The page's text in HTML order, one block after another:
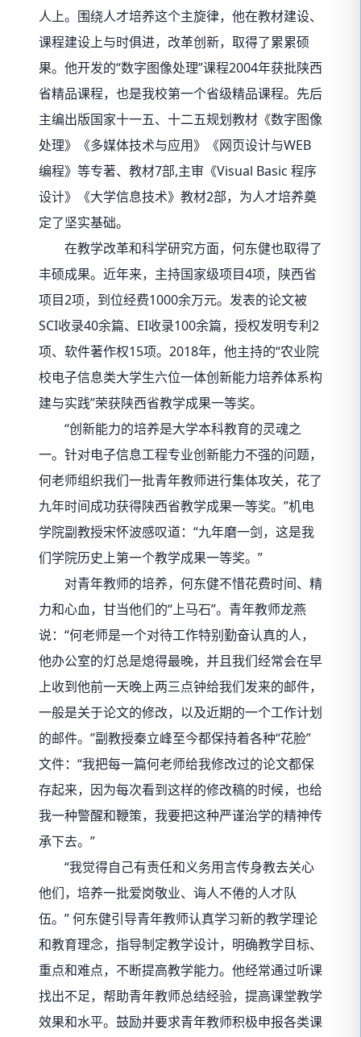
人上。围绕人才培养这个主旋律，他在教材建设、
课程建设上与时俱进，改革创新，取得了累累硕
果。他开发的“数字图像处理”课程2004年获批陕西
省精品课程，也是我校第一个省级精品课程。先后
主编出版国家十一五、十二五规划教材《数字图像
处理》《多媒体技术与应用》《网页设计与WEB
编程》等专著、教材7部,主审《Visual Basic 程序
设计》《大学信息技术》教材2部，为人才培养奠
定了坚实基础。
在教学改革和科学研究方面，何东健也取得了
丰硕成果。近年来，主持国家级项目4项，陕西省
项目2项，到位经费1000余万元。发表的论文被
SCI收录40余篇、EI收录100余篇，授权发明专利2
项、软件著作权15项。2018年，他主持的“农业院
校电子信息类大学生六位一体创新能力培养体系构
建与实践”荣获陕西省教学成果一等奖。
“创新能力的培养是大学本科教育的灵魂之
一。针对电子信息工程专业创新能力不强的问题，
何老师组织我们一批青年教师进行集体攻关，花了
九年时间成功获得陕西省教学成果一等奖。”机电
学院副教授宋怀波感叹道：“九年磨一剑，这是我
们学院历史上第一个教学成果一等奖。”
对青年教师的培养，何东健不惜花费时间、精
力和心血，甘当他们的“上马石”。青年教师龙燕
说：“何老师是一个对待工作特别勤奋认真的人，
他办公室的灯总是熄得最晚，并且我们经常会在早
上收到他前一天晚上两三点钟给我们发来的邮件，
一般是关于论文的修改，以及近期的一个工作计划
的邮件。”副教授秦立峰至今都保持着各种“花脸”
文件：“我把每一篇何老师给我修改过的论文都保
存起来，因为每次看到这样的修改稿的时候，也给
我一种警醒和鞭策，我要把这种严谨治学的精神传
承下去。”
“我觉得自己有责任和义务用言传身教去关心
他们，培养一批爱岗敬业、诲人不倦的人才队
伍。” 何东健引导青年教师认真学习新的教学理论
和教育理念，指导制定教学设计，明确教学目标、
重点和难点，不断提高教学能力。他经常通过听课
找出不足，帮助青年教师总结经验，提高课堂教学
效果和水平。鼓励并要求青年教师积极申报各类课